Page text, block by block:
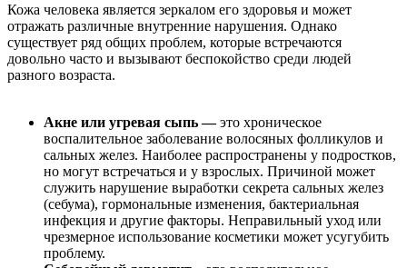
Кожа человека является зеркалом его здоровья и может
отражать различные внутренние нарушения. Однако
существует ряд общих проблем, которые встречаются
довольно часто и вызывают беспокойство среди людей
разного возраста.
Акне или угревая сыпь —это хроническое
воспалительное заболевание волосяных фолликулов и
сальных желез. Наиболее распространены у подростков,
но могут встречаться и у взрослых. Причиной может
служить нарушение выработки секрета сальных желез
(себума), гормональные изменения, бактериальная
инфекция и другие факторы. Неправильный уход или
чрезмерное использование косметики может усугубить
проблему.